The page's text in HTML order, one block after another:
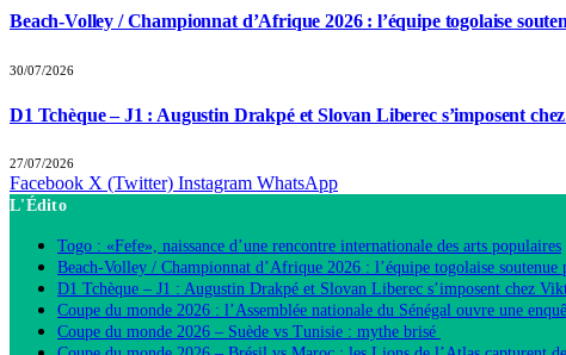
Beach-Volley / Championnat d’Afrique 2026 : l’équipe togolaise
30/07/2026
D1 Tchèque – J1 : Augustin Drakpé et Slovan Liberec s’imposent
27/07/2026
Facebook X (Twitter) Instagram WhatsApp
L'Édito
Togo : «Fefe», naissance d’une rencontre internationale des arts populaires
Beach-Volley / Championnat d’Afrique 2026 : l’équipe togolaise soutenue
D1 Tchèque – J1 : Augustin Drakpé et Slovan Liberec s’imposent chez
Coupe du monde 2026 : l’Assemblée nationale du Sénégal ouvre une
Coupe du monde 2026 – Suède vs Tunisie : mythe brisé